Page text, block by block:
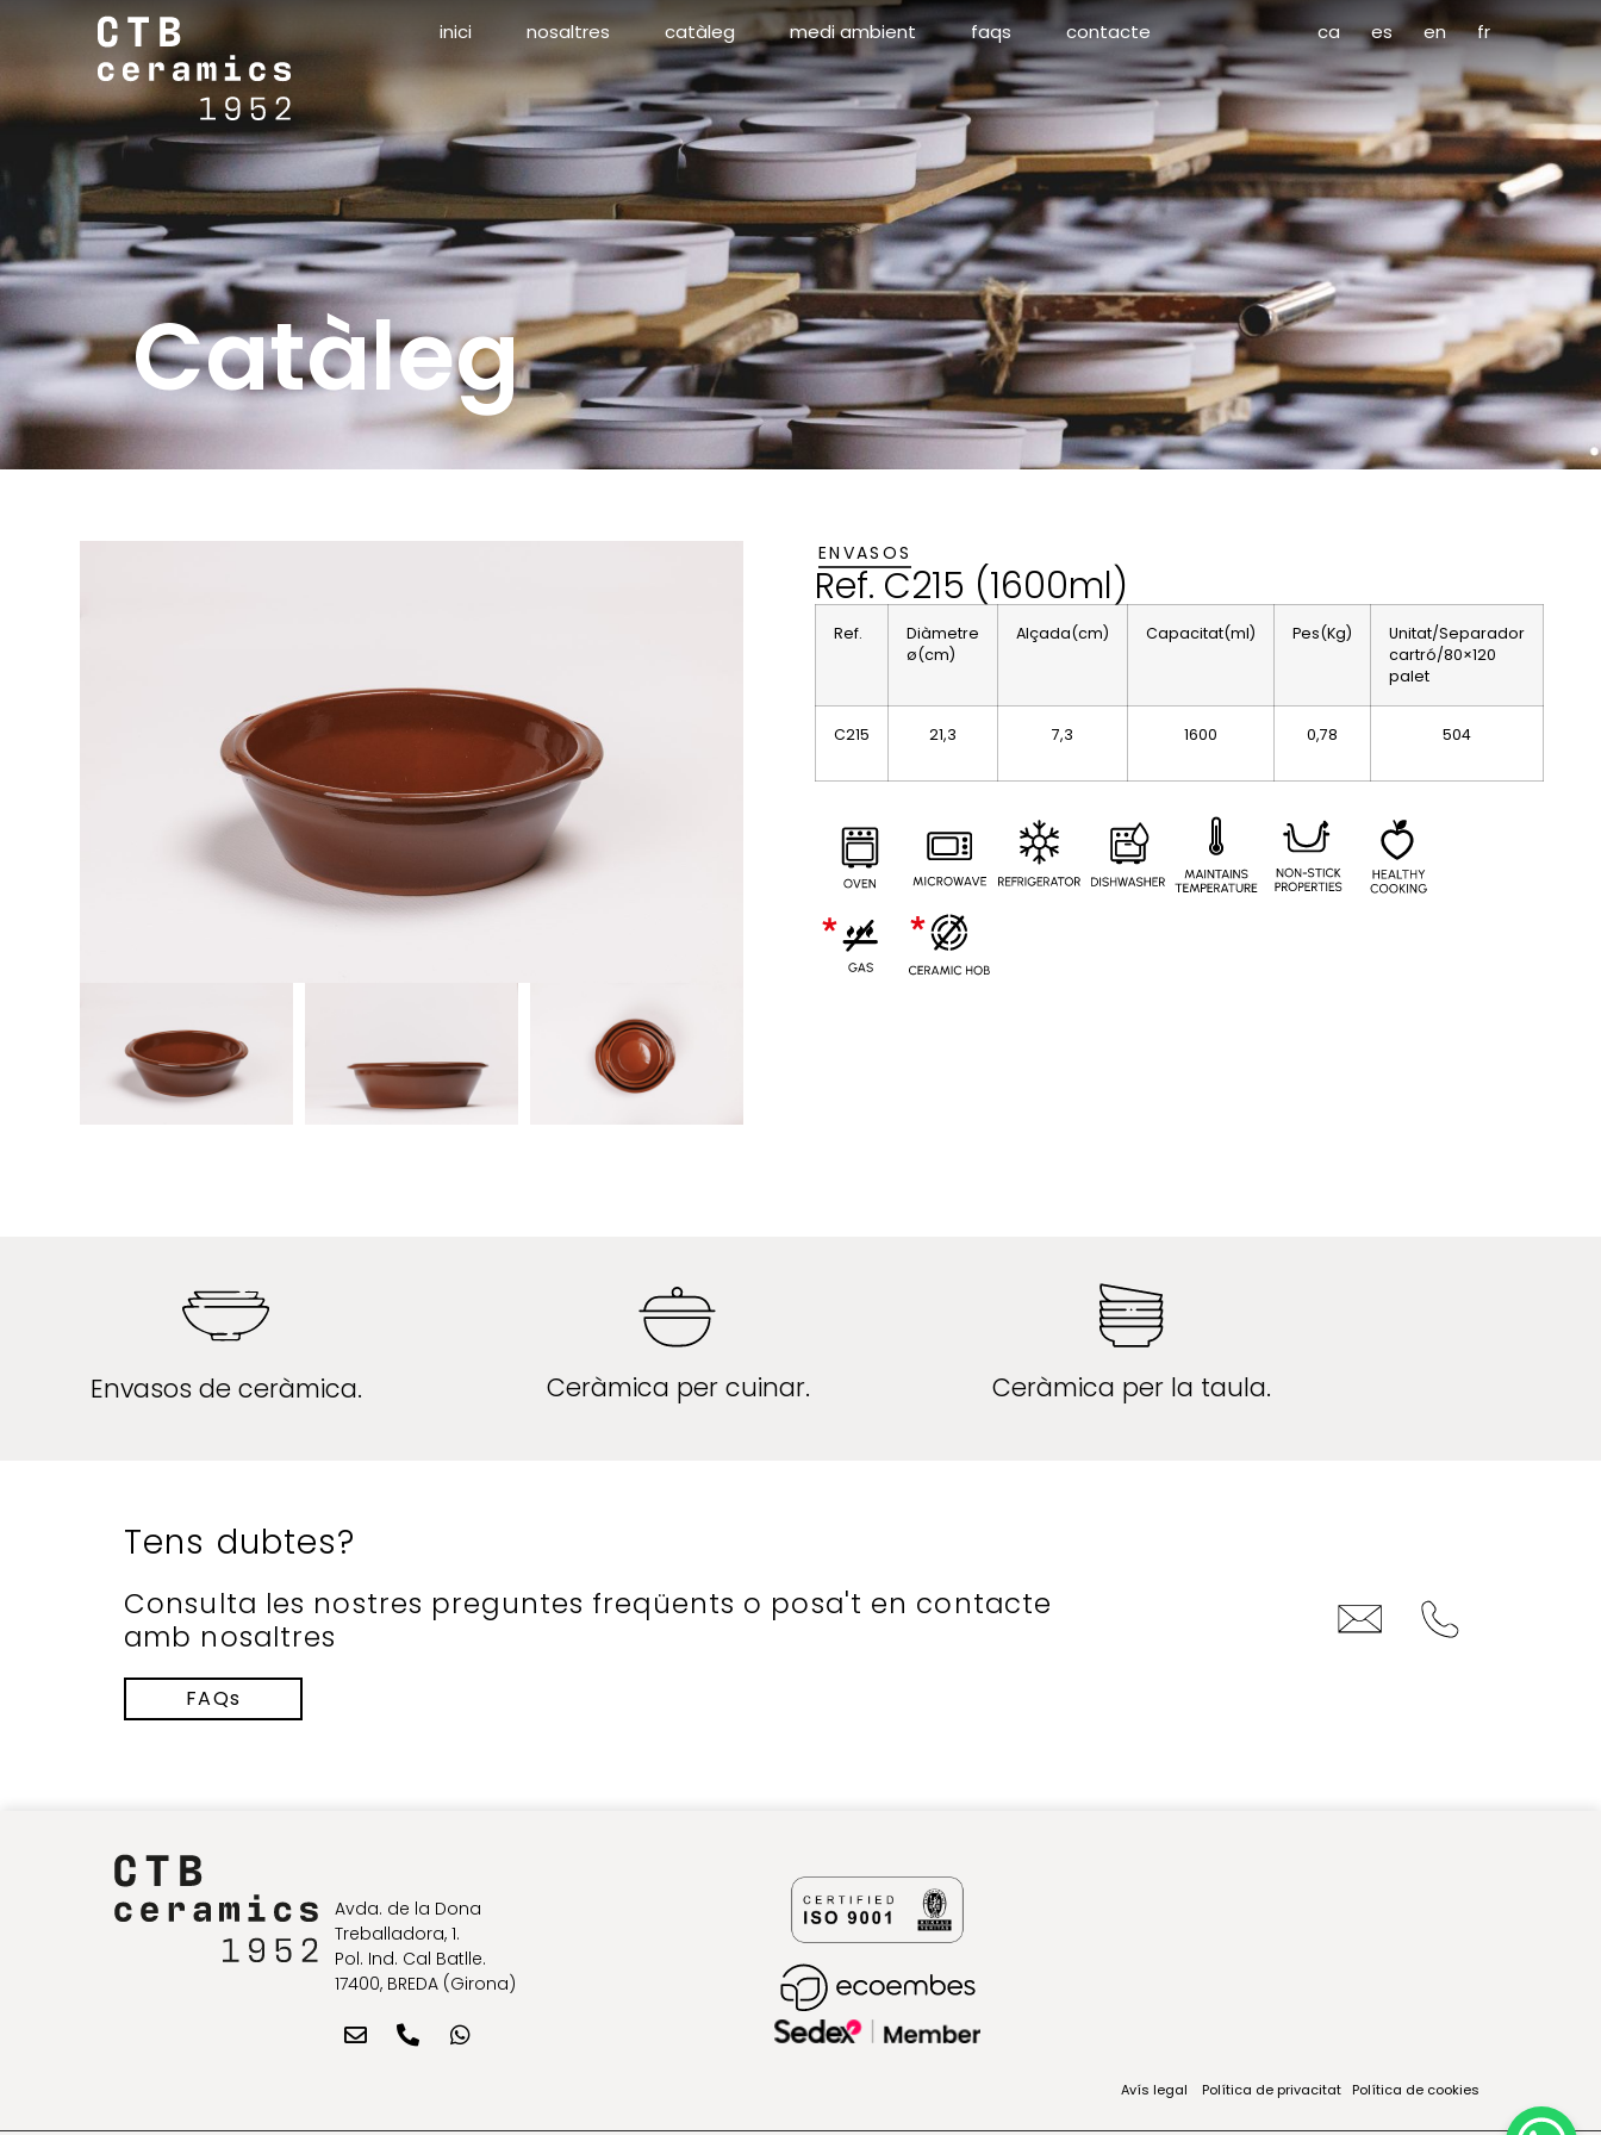
inici nosaltres catàleg medi ambient faqs contacte ca es en fr
Catàleg
ENVASOS
Ref. C215 (1600ml)
Ref.
Diàmetre
ø(cm)
Alçada(cm) Capacitat(ml) Pes(Kg)
Unitat/Separador
cartró/80×120
palet
C215 21,3 7,3 1600 0,78 504
Envasos de ceràmica. Ceràmica per cuinar. Ceràmica per la taula.
Tens dubtes?
Consulta les nostres preguntes freqüents o posa't en contacte
amb nosaltres
FAQs
Avda. de la Dona
Treballadora, 1.
Pol. Ind. Cal Batlle.
17400, BREDA (Girona)
Avís legal Política de privacitat Política de cookies